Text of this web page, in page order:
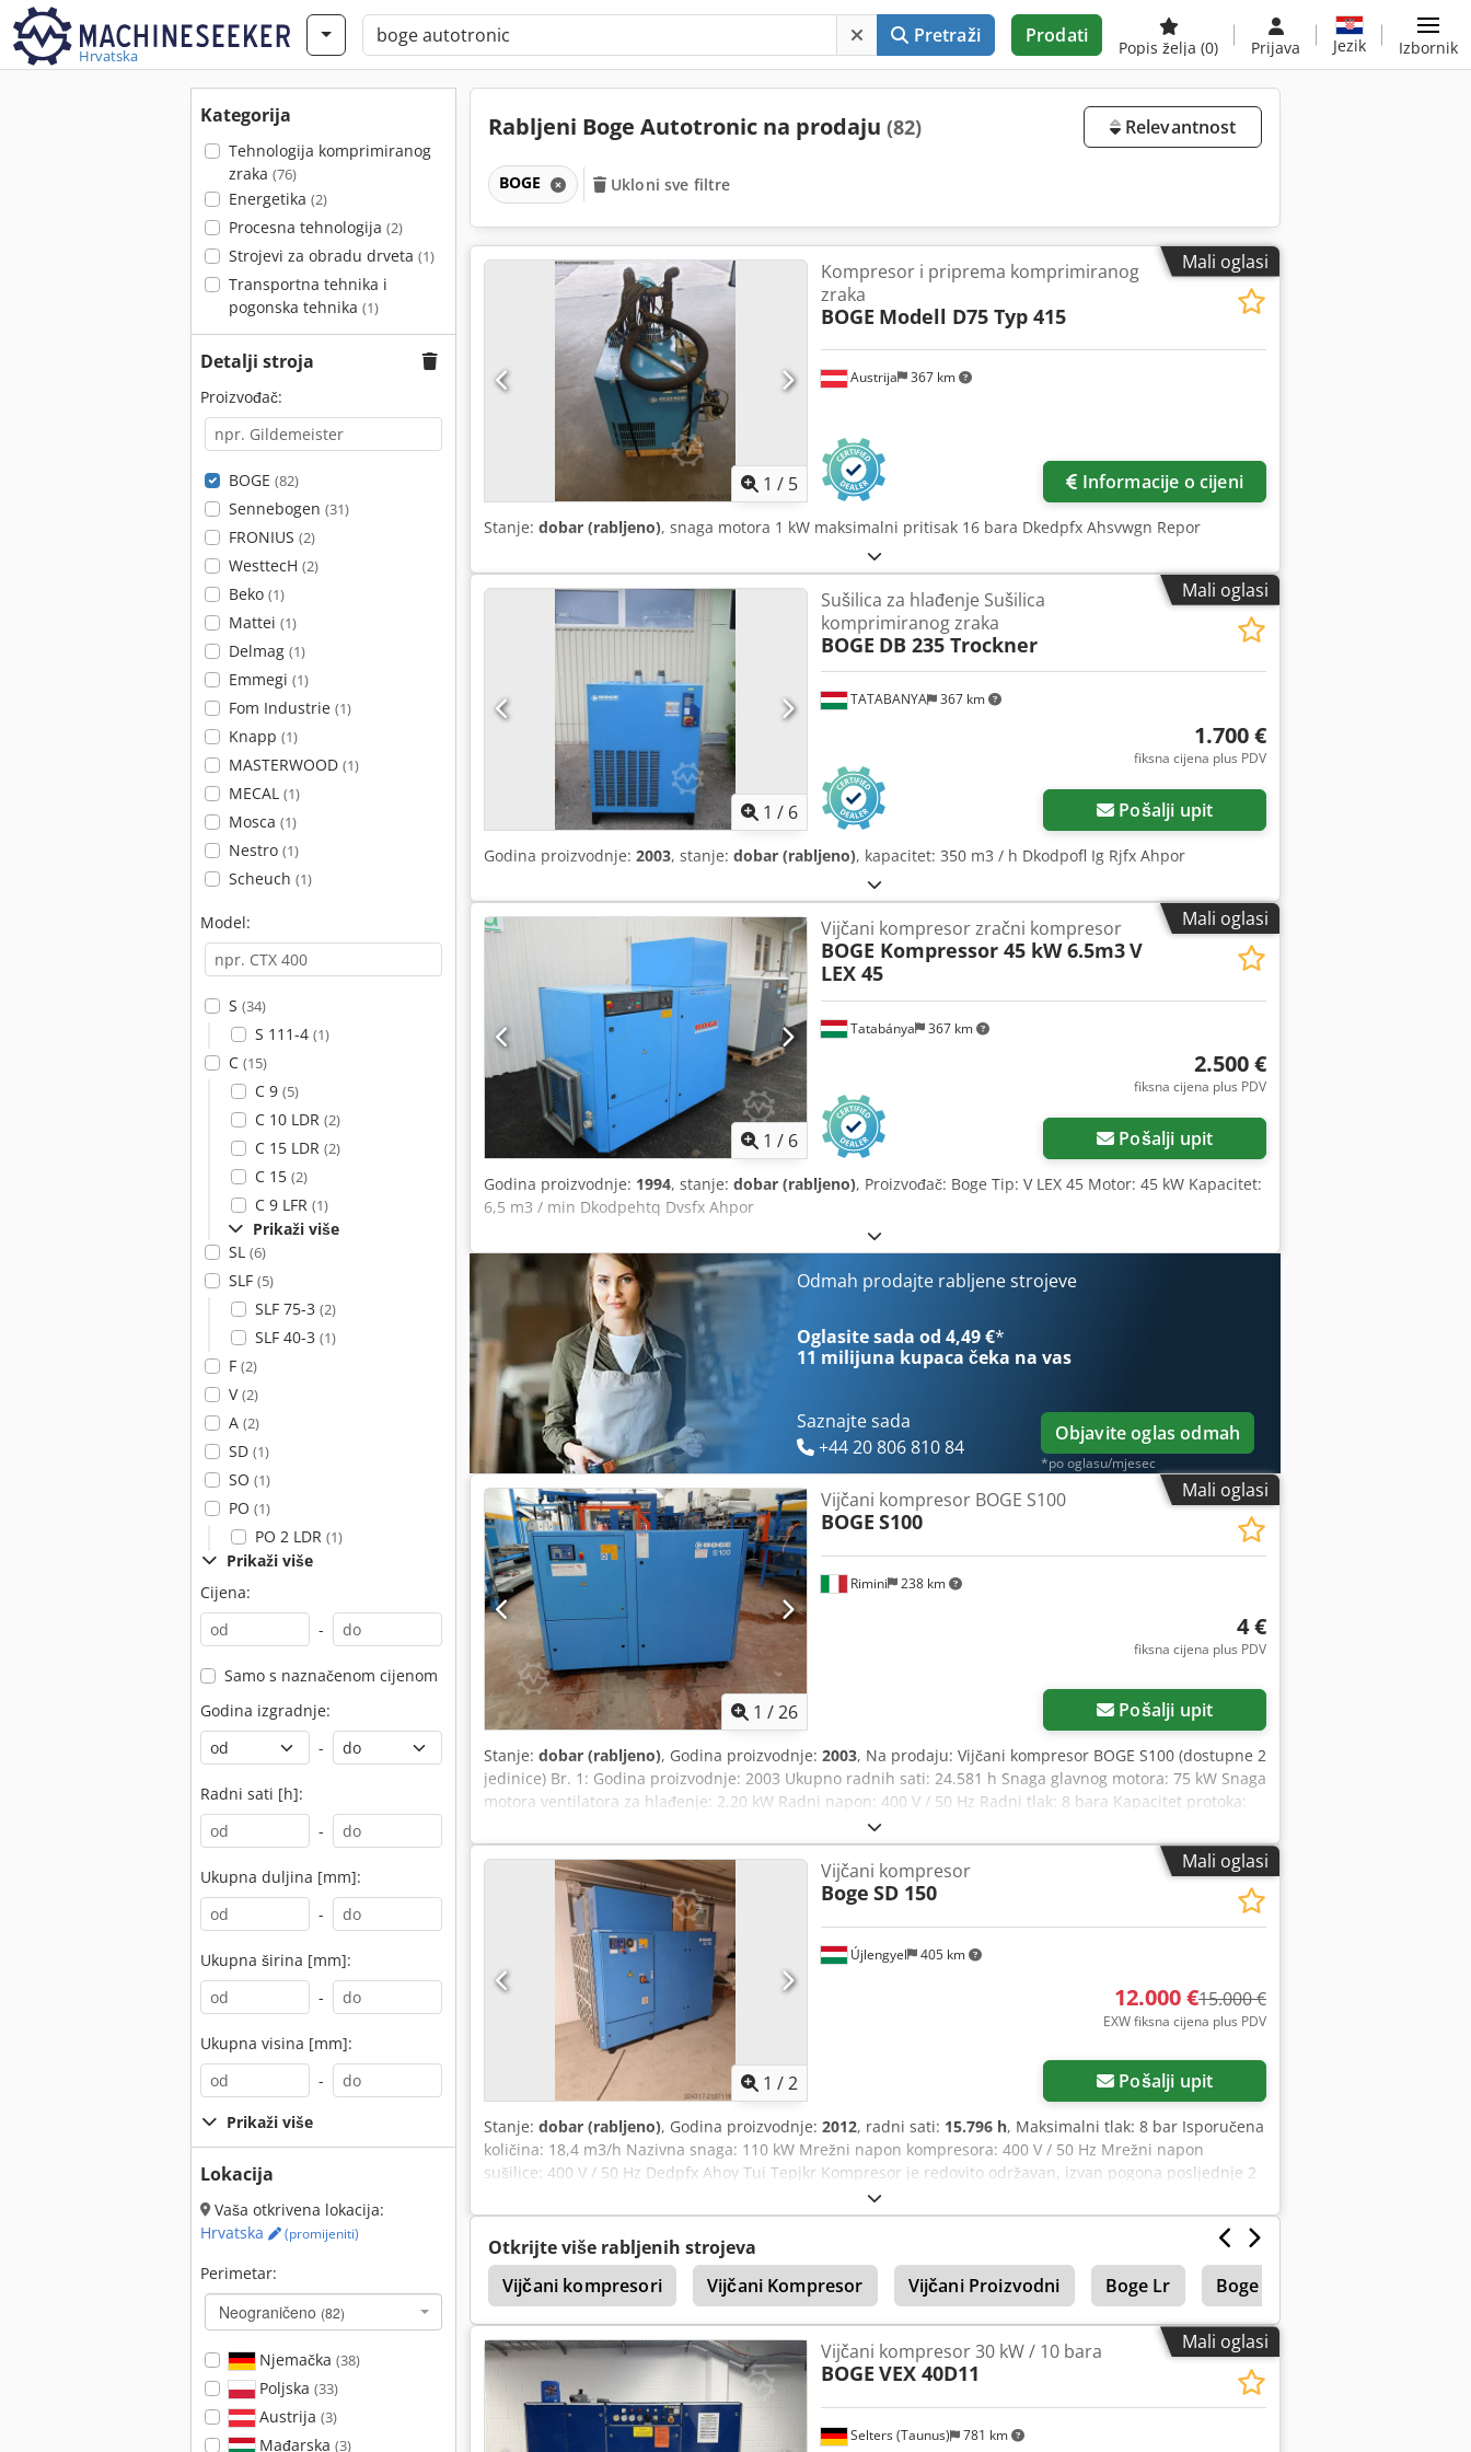
Hrvatska
Pretraži Prodati
Popis želja (0) Prijava Jezik Izbornik
Kategorija
Tehnologija komprimiranog
zraka (76)
Energetika (2)
Procesna tehnologija (2)
Strojevi za obradu drveta (1)
Transportna tehnika i
pogonska tehnika (1)
Detalji stroja
Proizvođač:
BOGE (82)
Sennebogen (31)
FRONIUS (2)
WesttecH (2)
Beko (1)
Mattei (1)
Delmag (1)
Emmegi (1)
Fom Industrie (1)
Knapp (1)
MASTERWOOD (1)
MECAL (1)
Mosca (1)
Nestro (1)
Scheuch (1)
Model:
S (34)
S 111-4 (1)
C (15)
C 9 (5)
C 10 LDR (2)
C 15 LDR (2)
C 15 (2)
C 9 LFR (1)
Prikaži više
SL (6)
SLF (5)
SLF 75-3 (2)
SLF 40-3 (1)
F (2)
V(2)
A (2)
SD (1)
SO (1)
PO (1)
PO 2 LDR (1)
Prikaži više
Cijena:
-
Samo s naznačenom cijenom
Godina izgradnje:
-
Radni sati [h]:
-
Ukupna duljina [mm]:
-
Ukupna širina [mm]:
-
Ukupna visina [mm]:
-
Prikaži više
Lokacija
Vaša otkrivena lokacija:
Hrvatska
(promijeniti)
Perimetar:
Neograničeno (82)
Njemačka (38)
Poljska (33)
Austrija (3)
Mađarska (3)
Rabljeni Boge Autotronic na prodaju (82) Relevantnost
BOGE Ukloni sve filtre
Mali oglasi
1 / 5
Austrija 367 km
Kompresor i priprema komprimiranog
zraka
BOGE Modell D75 Typ 415
Informacije o cijeni
Stanje: dobar (rabljeno), snaga motora 1 kW maksimalni pritisak 16 bara Dkedpfx Ahsvwgn Repor
Mali oglasi
1 / 6
TATABANYA 367 km
Sušilica za hlađenje Sušilica
komprimiranog zraka
BOGE DB 235 Trockner
1.700 €
fiksna cijena plus PDV
Pošalji upit
Godina proizvodnje: 2003, stanje: dobar (rabljeno), kapacitet: 350 m3 / h Dkodpofl Ig Rjfx Ahpor
Mali oglasi
1 / 6
Tatabánya 367 km
Vijčani kompresor zračni kompresor
BOGE Kompressor 45 kW 6.5m3V
LEX 45
2.500 €
fiksna cijena plus PDV
Pošalji upit
Godina proizvodnje: 1994, stanje: dobar (rabljeno), Proizvođač: Boge Tip: V LEX 45 Motor: 45 kW Kapacitet:
6,5 m3 / min Dkodpehtq Dvsfx Ahpor
Odmah prodajte rabljene strojeve
Oglasite sada od 4,49 €*
11 milijuna kupaca čeka na vas
Saznajte sada
+44 20 806 810 84
Objavite oglas odmah
*po oglasu/mjesec
Mali oglasi
1 /26
Rimini 238 km
Vijčani kompresor BOGE S100
BOGE S100
4 €
fiksna cijena plus PDV
Pošalji upit
Stanje: dobar (rabljeno), Godina proizvodnje: 2003, Na prodaju: Vijčani kompresor BOGE S100 (dostupne 2
jedinice) Br. 1: Godina proizvodnje: 2003 Ukupno radnih sati: 24.581 h Snaga glavnog motora: 75 kW Snaga
motora ventilatora za hlađenje: 2,20 kW Radni napon: 400 V / 50 Hz Radni tlak: 8 bara Kapacitet protoka:
12,1 m³/min Dimenzije (D×Š×V): 1995 × 1065 × 1949 mm Težina: cca 1358 kg Posljednje održavanje
obavljeno 20.10.2023 na 23.327 h Cijena: 4.950 € Djdpfx Ahsy Hqyzjpskr Br. 2: Godina proizvodnje: 1999
Ukupno radnih sati: 40.058 h Snaga glavnog motora: 75 kW Snaga motora ventilatora za hlađenje: 2,20 kW
Radni napon: 400 V / 50 Hz Radni tlak: 8 bara Kapacitet protoka: 12,1 m³/min Dimenzije (D×Š×V): 1995 ×
1065 × 1949 mm Težina: cca 1358 kg Novi radijator ugrađen 2015. Posljednje održavanje obavljeno
20.10.2023 na 39.179 h. Cijena: 3.900 € TAG: vijčani kompresor, industrijski kompresor, komprimirani zrak,
sustav komprimiranog zraka, električni kompresor, stacionarni kompresor, BOGE, Atlas Copco, Kaeser,
Ingersoll Rand, CompAir, Gardner Denver, Quincy, Chicago Pneumatic
Mali oglasi
Zatražite više slika
1 /2
Újlengyel 405 km
Vijčani kompresor
Boge SD 150
12.000 €15.000 €
EXW fiksna cijena plus PDV
Pošalji upit
Stanje: dobar (rabljeno), Godina proizvodnje: 2012, radni sati: 15.796 h, Maksimalni tlak: 8 bar Isporučena
količina: 18,4 m3/h Nazivna snaga: 110 kW Mrežni napon kompresora: 400 V / 50 Hz Mrežni napon
sušilice: 400 V / 50 Hz Dedpfx Ahoy Tui Tepjkr Kompresor je redovito održavan, izvan pogona posljednje 2
Otkrijte više rabljenih strojeva
Vijčani kompresori
Vijčani Kompresor Vijčani Proizvodni Boge Lr Boge Airomax
Sušač Zraka Dry Energy De 225
Mali oglasi
Selters (Taunus) 781 km
Vijčani kompresor 30 kW / 10 bara
BOGE VEX 40D11